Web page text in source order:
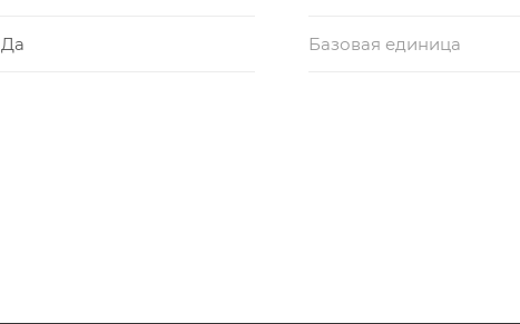
Да Базовая единица